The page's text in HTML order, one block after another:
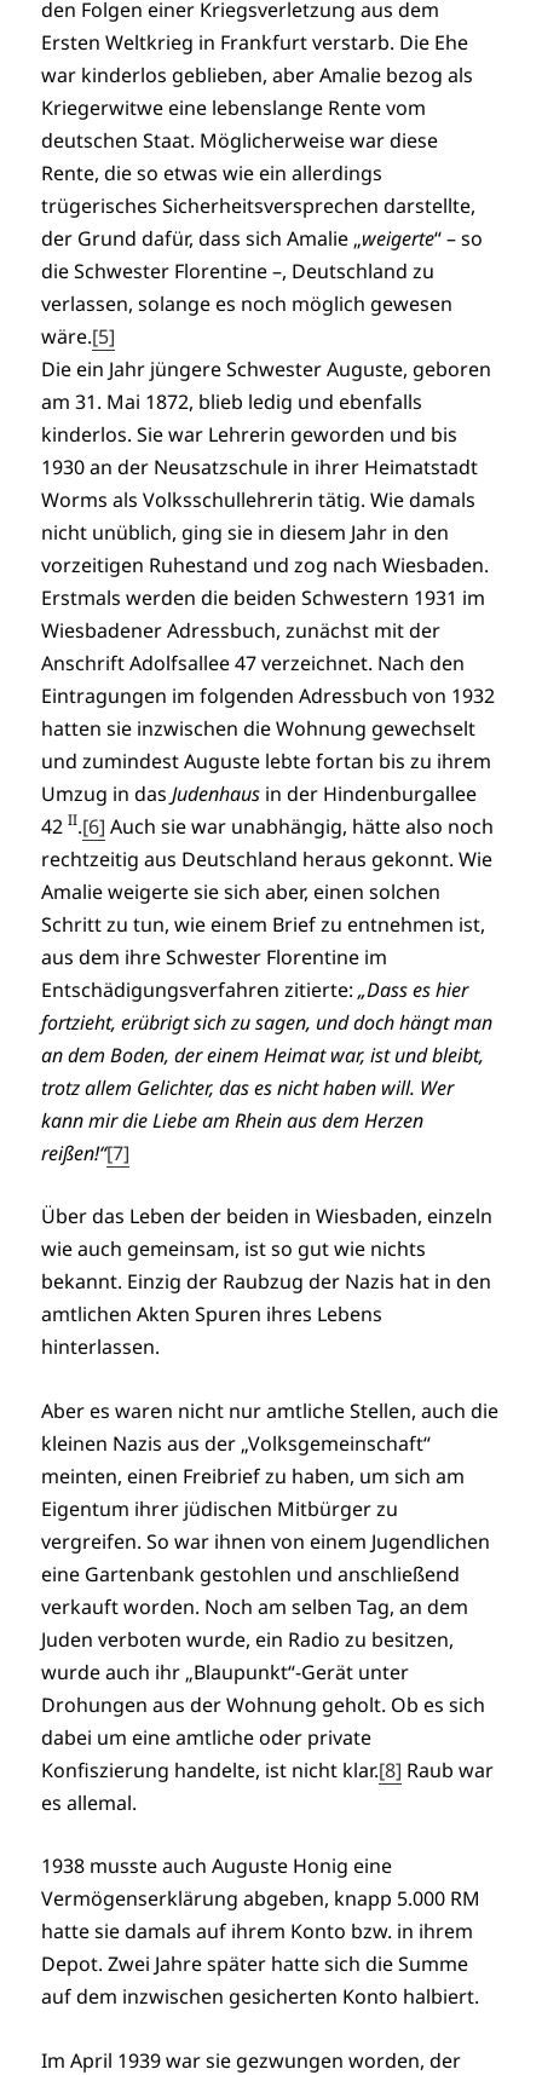
den Folgen einer Kriegsverletzung aus dem
Ersten Weltkrieg in Frankfurt verstarb. Die Ehe
war kinderlos geblieben, aber Amalie bezog als
Kriegerwitwe eine lebenslange Rente vom
deutschen Staat. Möglicherweise war diese
Rente, die so etwas wie ein allerdings
trügerisches Sicherheitsversprechen darstellte,
der Grund dafür, dass sich Amalie „weigerte“ – so
die Schwester Florentine –, Deutschland zu
verlassen, solange es noch möglich gewesen
wäre.[5]
Die ein Jahr jüngere Schwester Auguste, geboren
am 31. Mai 1872, blieb ledig und ebenfalls
kinderlos. Sie war Lehrerin geworden und bis
1930 an der Neusatzschule in ihrer Heimatstadt
Worms als Volksschullehrerin tätig. Wie damals
nicht unüblich, ging sie in diesem Jahr in den
vorzeitigen Ruhestand und zog nach Wiesbaden.
Erstmals werden die beiden Schwestern 1931 im
Wiesbadener Adressbuch, zunächst mit der
Anschrift Adolfsallee 47 verzeichnet. Nach den
Eintragungen im folgenden Adressbuch von 1932
hatten sie inzwischen die Wohnung gewechselt
und zumindest Auguste lebte fortan bis zu ihrem
Umzug in dasJudenhaus in der Hindenburgallee
42II.[6] Auch sie war unabhängig, hätte also noch
rechtzeitig aus Deutschland heraus gekonnt. Wie
Amalie weigerte sie sich aber, einen solchen
Schritt zu tun, wie einem Brief zu entnehmen ist,
aus dem ihre Schwester Florentine im
Entschädigungsverfahren zitierte:„Dass es hier
fortzieht, erübrigt sich zu sagen, und doch hängt man
an dem Boden, der einem Heimat war, ist und bleibt,
trotz allem Gelichter, das es nicht haben will. Wer
kann mir die Liebe am Rhein aus dem Herzen
reißen!“[7]
Über das Leben der beiden in Wiesbaden, einzeln
wie auch gemeinsam, ist so gut wie nichts
bekannt. Einzig der Raubzug der Nazis hat in den
amtlichen Akten Spuren ihres Lebens
hinterlassen.
Aber es waren nicht nur amtliche Stellen, auch die
kleinen Nazis aus der „Volksgemeinschaft“
meinten, einen Freibrief zu haben, um sich am
Eigentum ihrer jüdischen Mitbürger zu
vergreifen. So war ihnen von einem Jugendlichen
eine Gartenbank gestohlen und anschließend
verkauft worden. Noch am selben Tag, an dem
Juden verboten wurde, ein Radio zu besitzen,
wurde auch ihr „Blaupunkt“-Gerät unter
Drohungen aus der Wohnung geholt. Ob es sich
dabei um eine amtliche oder private
Konfiszierung handelte, ist nicht klar.[8] Raub war
es allemal.
1938 musste auch Auguste Honig eine
Vermögenserklärung abgeben, knapp 5.000 RM
hatte sie damals auf ihrem Konto bzw. in ihrem
Depot. Zwei Jahre später hatte sich die Summe
auf dem inzwischen gesicherten Konto halbiert.
Im April 1939 war sie gezwungen worden, der